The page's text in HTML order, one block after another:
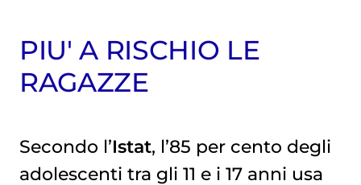
PIU' A RISCHIO LE
RAGAZZE
Secondo l’Istat, l’85 per cento degli
adolescenti tra gli 11 e i 17 anni usa